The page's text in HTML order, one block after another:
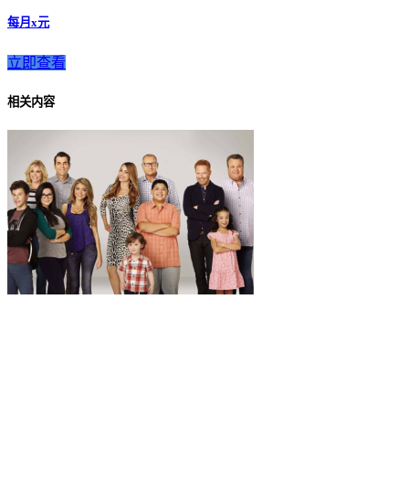
每月x元
立即查看
相关内容